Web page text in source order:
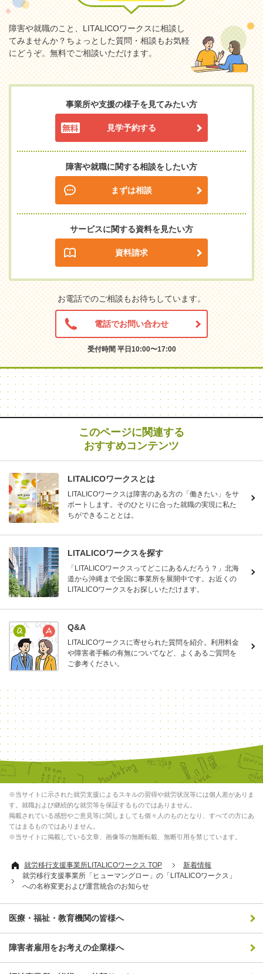
障害や就職のこと、LITALICOワークスに相談し
てみませんか？ちょっとした質問・相談もお気軽
にどうぞ。無料でご相談いただけます。
事業所や支援の様子を見てみたい方
見学予約する
障害や就職に関する相談をしたい方
まずは相談
サービスに関する資料を見たい方
資料請求
お電話でのご相談もお待ちしています。
電話でお問い合わせ
受付時間 平日10:00〜17:00
このページに関連する
おすすめコンテンツ
LITALICOワークスとは
LITALICOワークスは障害のある方の「働きたい」をサ
ポートします。そのひとりに合った就職の実現に私た
ちができることとは。
LITALICOワークスを探す
「LITALICOワークスってどこにあるんだろう？」北海
道から沖縄まで全国に事業所を展開中です。お近くの
LITALICOワークスをお探しいただけます。
Q&A
LITALICOワークスに寄せられた質問を紹介。利用料金
や障害者手帳の有無についてなど、よくあるご質問を
ご参考ください。
※当サイトに示された就労支援によるスキルの習得や就労状況等には個人差がありま
す。就職および継続的な就労等を保証するものではありません。
掲載されている感想やご意見等に関しましても個々人のものとなり、すべての方にあ
てはまるものではありません。
※当サイトに掲載している文章、画像等の無断転載、無断引用を禁じています。
就労移行支援事業所LITALICOワークス TOP
新着情報
就労移行支援事業所「ヒューマングロー」の「LITALICOワークス」
への名称変更および運営統合のお知らせ
医療・福祉・教育機関の皆様へ
障害者雇用をお考えの企業様へ